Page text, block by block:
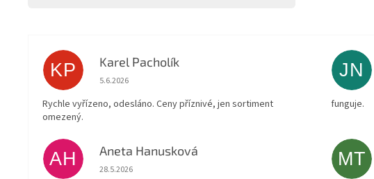
KP Karel Pacholík
Hodnocení obchodu je 4 z 5 hvězdiček.
5.6.2026
Rychle vyřízeno, odesláno. Ceny příznivé, jen sortiment
omezený.
JN
funguje.
AH Aneta Hanusková
Hodnocení obchodu je 5 z 5 hvězdiček.
28.5.2026
MT